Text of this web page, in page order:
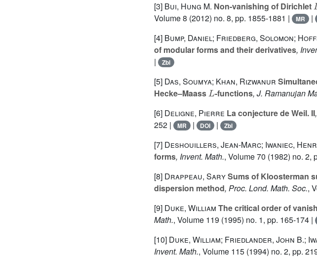
[3] Bui, Hung M. Non-vanishing of Dirichlet
Volume 8 (2012) no. 8, pp. 1855-1881 | MR |
[4] Bump, Daniel; Friedberg, Solomon;
of modular forms and their derivatives,
| Zbl
[5] Das, Soumya; Khan, Rizwanur
Hecke–Maass
L
-functions, J. Ramanujan
[6] Deligne, Pierre La conjecture de Weil. II
252 |
MR | DOI | Zbl
[7] Deshouillers, Jean-Marc; Iwaniec,
forms, Invent. Math., Volume 70 (1982) no. 2,
[8] Drappeau, SarySums of Kloosterman
dispersion method, Proc. Lond. Math. Soc.,
[9] Duke, William The critical order of
Math., Volume 119 (1995) no. 1, pp. 165-174 |
[10] Duke, William; Friedlander, John B.;
Invent. Math., Volume 115 (1994) no. 2, pp.